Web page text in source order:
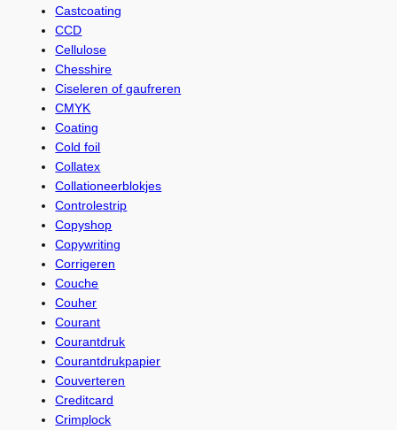
Castcoating
CCD
Cellulose
Chesshire
Ciseleren of gaufreren
CMYK
Coating
Cold foil
Collatex
Collationeerblokjes
Controlestrip
Copyshop
Copywriting
Corrigeren
Couche
Couher
Courant
Courantdruk
Courantdrukpapier
Couverteren
Creditcard
Crimplock